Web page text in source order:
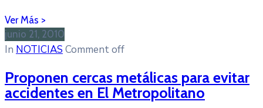
junio 21, 2010
In NOTICIAS Comment off
Proponen cercas metálicas para evitar
accidentes en El Metropolitano